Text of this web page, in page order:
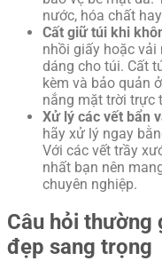
nước, hóa chất
Cất giữ túi khi
nhồi giấy hoặc vải
dáng cho túi. Cất
kèm và bảo quản
nắng mặt trời trực
Xử lý các vết bẩn
hãy xử lý ngay
Với các vết trầy
nhất bạn nên
chuyên nghiệp.
Câu hỏi thường
đẹp sang trọng